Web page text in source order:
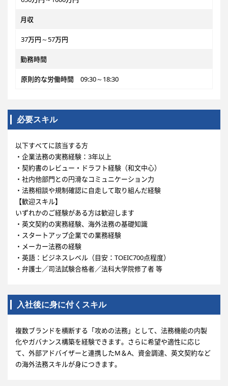
月収
37万円～57万円
勤務時間
原則的な労働時間 09:30～18:30
必要スキル
以下すべてに該当する方
・企業法務の実務経験：3年以上
・契約書のレビュー・ドラフト経験（和文中心）
・社内他部門との円滑なコミュニケーション力
・法務相談や規制確認に自走して取り組んだ経験
【歓迎スキル】
いずれかのご経験がある方は歓迎します
・英文契約の実務経験、海外法務の基礎知識
・スタートアップ企業での業務経験
・メーカー法務の経験
・英語：ビジネスレベル（目安：TOEIC700点程度）
・弁護士／司法試験合格者／法科大学院修了者 等
入社後に身に付くスキル
複数ブランドを横断する「攻めの法務」として、法務機能の内製
化やガバナンス構築を経験できます。さらに希望や適性に応じ
て、外部アドバイザーと連携したM＆A、資金調達、英文契約など
の海外法務スキルが身につきます。